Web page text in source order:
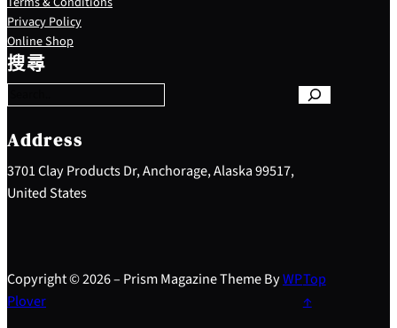
Privacy Policy
Online Shop
搜尋
S
e
a
c
h
Address
3701 Clay Products Dr, Anchorage, Alaska 99517,
United States
Copyright © 2026 – Prism Magazine Theme ByWP
Plover
Top
↑